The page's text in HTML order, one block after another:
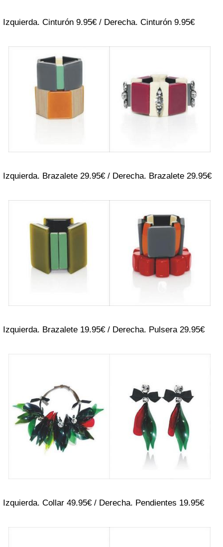
Izquierda. Cinturón 9.95€ / Derecha. Cinturón 9.95€
Izquierda. Brazalete 29.95€ / Derecha. Brazalete 29.95€
Izquierda. Brazalete 19.95€ / Derecha. Pulsera 29.95€
Izquierda. Collar 49.95€ / Derecha. Pendientes 19.95€